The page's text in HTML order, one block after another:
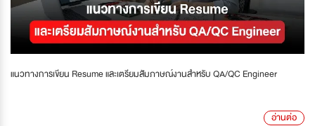
แนวทางการเขียน Resume และเตรียมสัมภาษณ์งานสำหรับ QA/QC Engineer
อ่านต่อ